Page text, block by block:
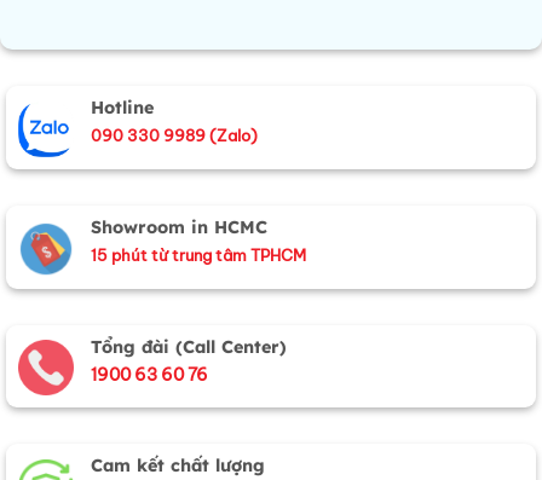
Hotline
090 330 9989 (Zalo)
Showroom in HCMC
15 phút từ trung tâm TPHCM
Tổng đài (Call Center)
1900 63 60 76
Cam kết chất lượng